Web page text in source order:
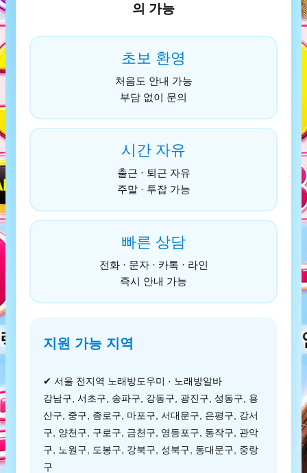
의 가능
초보 환영
처음도 안내 가능
부담 없이 문의
시간 자유
출근 · 퇴근 자유
주말 · 투잡 가능
빠른 상담
전화 · 문자 · 카톡 · 라인
즉시 안내 가능
지원 가능 지역
✔ 서울 전지역 노래방도우미 · 노래방알바
강남구, 서초구, 송파구, 강동구, 광진구, 성동구, 용
산구, 중구, 종로구, 마포구, 서대문구, 은평구, 강서
구, 양천구, 구로구, 금천구, 영등포구, 동작구, 관악
구, 노원구, 도봉구, 강북구, 성북구, 동대문구, 중랑
구